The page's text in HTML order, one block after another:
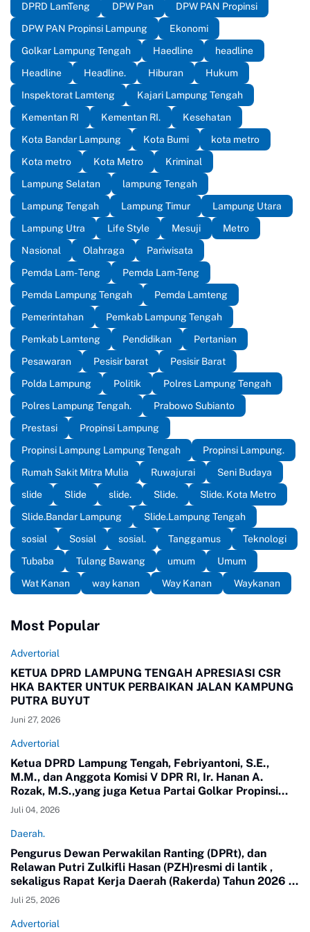
DPRD LamTeng
DPW Pan
DPW PAN Propinsi
DPW PAN Propinsi Lampung
Ekonomi
Golkar Lampung Tengah
Haedline
headline
Headline
Headline. Hiburan
Hukum
Inspektorat Lamteng
Kajari Lampung Tengah
Kementan RI
Kementan RI.
Kesehatan
Kota Bandar Lampung
Kota Bumi
kota metro
Kota metro
Kota Metro
Kriminal
Lampung Selatan
lampung Tengah
Lampung Tengah
Lampung Timur
Lampung Utara
Lampung Utra
Life Style Mesuji
Metro
Nasional
Olahraga
Pariwisata
Pemda Lam- Teng
Pemda Lam-Teng
Pemda Lampung Tengah
Pemda Lamteng
Pemerintahan
Pemkab Lampung Tengah
Pemkab Lamteng
Pendidikan
Pertanian
Pesawaran
Pesisir barat
Pesisir Barat
Polda Lampung
Politik
Polres Lampung Tengah
Polres Lampung Tengah.
Prabowo Subianto
Prestasi
Propinsi Lampung
Propinsi Lampung Lampung Tengah
Propinsi Lampung.
Rumah Sakit Mitra Mulia
Ruwajurai
Seni Budaya
slide
Slide slide. Slide.
Slide. Kota Metro
Slide.Bandar Lampung
Slide.Lampung Tengah
sosial
Sosial sosial. Tanggamus
Teknologi
Tubaba
Tulang Bawang umum
Umum
Wat Kanan
way kanan Way Kanan Waykanan
Most Popular
Advertorial
KETUA DPRD LAMPUNG TENGAH APRESIASI CSR
HKA BAKTER UNTUK PERBAIKAN JALAN KAMPUNG
PUTRA BUYUT
Juni 27, 2026
Advertorial
Ketua DPRD Lampung Tengah, Febriyantoni, S.E.,
M.M., dan Anggota Komisi V DPR RI, Ir. Hanan A.
Rozak, M.S.,yang juga Ketua Partai Golkar Propinsi
Lampung meninjau langsung jalan di Kampung Putra
Buyut, Kecamatan Gunung Sugih.
Juli 04, 2026
Daerah.
Pengurus Dewan Perwakilan Ranting (DPRt), dan
Relawan Putri Zulkifli Hasan (PZH)resmi di lantik ,
sekaligus Rapat Kerja Daerah (Rakerda) Tahun 2026 di
Gedung Sesat Kota Pemerintah Kota Metro
Juli 25, 2026
Advertorial